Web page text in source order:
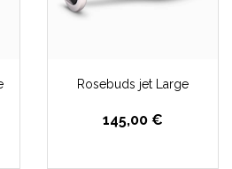
Rosebuds jet Large
145,00 €